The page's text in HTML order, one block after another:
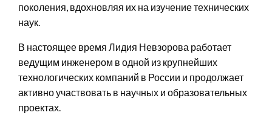
поколения, вдохновляя их на изучение технических
наук.
В настоящее время Лидия Невзорова работает
ведущим инженером в одной из крупнейших
технологических компаний в России и продолжает
активно участвовать в научных и образовательных
проектах.